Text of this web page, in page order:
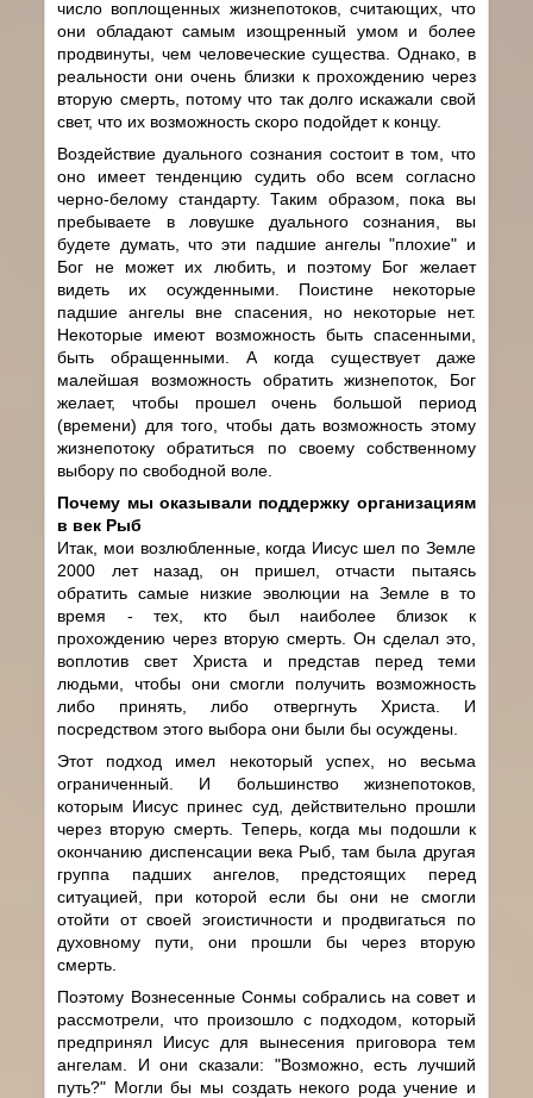
число воплощенных жизнепотоков, считающих, что
они обладают самым изощренный умом и более
продвинуты, чем человеческие существа. Однако, в
реальности они очень близки к прохождению через
вторую смерть, потому что так долго искажали свой
свет, что их возможность скоро подойдет к концу.
Воздействие дуального сознания состоит в том, что
оно имеет тенденцию судить обо всем согласно
черно-белому стандарту. Таким образом, пока вы
пребываете в ловушке дуального сознания, вы
будете думать, что эти падшие ангелы "плохие" и
Бог не может их любить, и поэтому Бог желает
видеть их осужденными. Поистине некоторые
падшие ангелы вне спасения, но некоторые нет.
Некоторые имеют возможность быть спасенными,
быть обращенными. А когда существует даже
малейшая возможность обратить жизнепоток, Бог
желает, чтобы прошел очень большой период
(времени) для того, чтобы дать возможность этому
жизнепотоку обратиться по своему собственному
выбору по свободной воле.
Почему мы оказывали поддержку организациям
в век Рыб
Итак, мои возлюбленные, когда Иисус шел по Земле
2000 лет назад, он пришел, отчасти пытаясь
обратить самые низкие эволюции на Земле в то
время - тех, кто был наиболее близок к
прохождению через вторую смерть. Он сделал это,
воплотив свет Христа и представ перед теми
людьми, чтобы они смогли получить возможность
либо принять, либо отвергнуть Христа. И
посредством этого выбора они были бы осуждены.
Этот подход имел некоторый успех, но весьма
ограниченный. И большинство жизнепотоков,
которым Иисус принес суд, действительно прошли
через вторую смерть. Теперь, когда мы подошли к
окончанию диспенсации века Рыб, там была другая
группа падших ангелов, предстоящих перед
ситуацией, при которой если бы они не смогли
отойти от своей эгоистичности и продвигаться по
духовному пути, они прошли бы через вторую
смерть.
Поэтому Вознесенные Сонмы собрались на совет и
рассмотрели, что произошло с подходом, который
предпринял Иисус для вынесения приговора тем
ангелам. И они сказали: "Возможно, есть лучший
путь?" Могли бы мы создать некого рода учение и